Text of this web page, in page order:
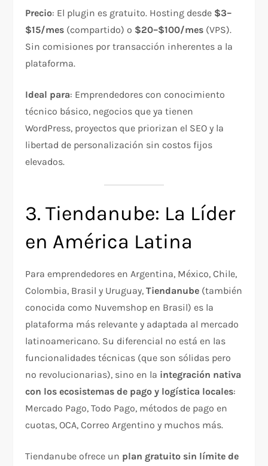
Precio: El plugin es gratuito. Hosting desde $3–
$15/mes (compartido) o $20–$100/mes (VPS).
Sin comisiones por transacción inherentes a la
plataforma.
Ideal para: Emprendedores con conocimiento
técnico básico, negocios que ya tienen
WordPress, proyectos que priorizan el SEO y la
libertad de personalización sin costos fijos
elevados.
3. Tiendanube: La Líder
en América Latina
Para emprendedores en Argentina, México, Chile,
Colombia, Brasil y Uruguay,Tiendanube (también
conocida como Nuvemshop en Brasil) es la
plataforma más relevante y adaptada al mercado
latinoamericano. Su diferencial no está en las
funcionalidades técnicas (que son sólidas pero
no revolucionarias), sino en la integración nativa
con los ecosistemas de pago y logística locales:
Mercado Pago, Todo Pago, métodos de pago en
cuotas, OCA, Correo Argentino y muchos más.
Tiendanube ofrece un plan gratuito sin límite de